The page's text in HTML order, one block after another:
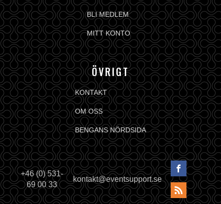
BLI MEDLEM
MITT KONTO
ÖVRIGT
KONTAKT
OM OSS
BENGANS NÖRDSIDA
+46 (0) 531-
69 00 33
kontakt@eventsupport.se